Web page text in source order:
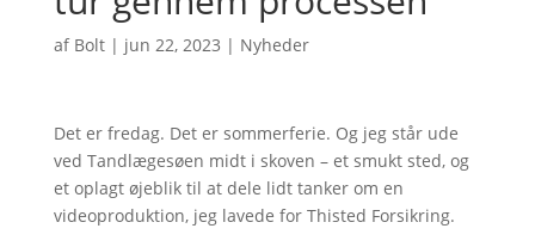
af Bolt| jun 22, 2023 | Nyheder
Det er fredag. Det er sommerferie. Og jeg står ude
ved Tandlægesøen midt i skoven – et smukt sted, og
et oplagt øjeblik til at dele lidt tanker om en
videoproduktion, jeg lavede for Thisted Forsikring.